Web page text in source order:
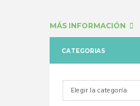
MÁS INFORMACIÓN
CATEGORIAS
Categorias